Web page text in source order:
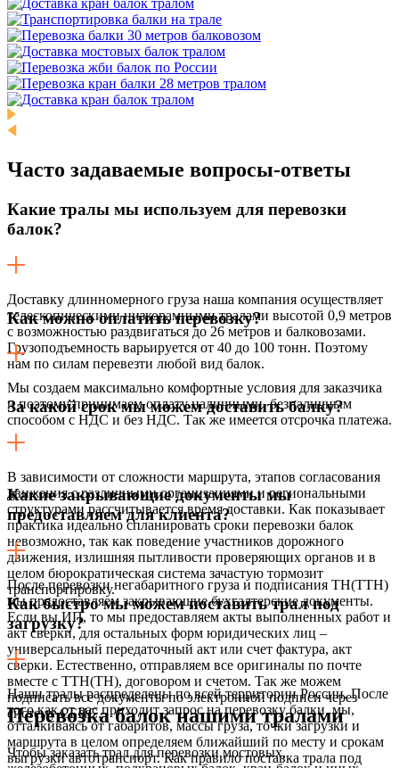
Часто задаваемые вопросы-ответы
Какие тралы мы используем для перевозки
балок?
Доставку длинномерного груза наша компания осуществляет
телескопическими низкорамными тралами высотой 0,9 метров
с возможностью раздвигаться до 26 метров и балковозами.
Грузоподъемность варьируется от 40 до 100 тонн. Поэтому
нам по силам перевезти любой вид балок.
Как можно оплатить перевозку?
Мы создаем максимально комфортные условия для заказчика
и поэтому принимаем оплату наличными, безналичным
способом с НДС и без НДС. Так же имеется отсрочка платежа.
За какой срок мы можем доставить балку?
В зависимости от сложности маршрута, этапов согласования
движения с различными организациями и региональными
структурами рассчитывается время доставки. Как показывает
практика идеально спланировать сроки перевозки балок
невозможно, так как поведение участников дорожного
движения, излишняя пытливости проверяющих органов и в
целом бюрократическая система зачастую тормозит
транспортировку.
Какие закрывающие документы мы
предоставляем для клиента?
После перевозки негабаритного груза и подписания ТН(ТТН)
мы предоставляем закрывающие бухгалтерские документы.
Если вы ИП, то мы предоставляем акты выполненных работ и
акт сверки, для остальных форм юридических лиц –
универсальный передаточный акт или счет фактура, акт
сверки. Естественно, отправляем все оригиналы по почте
вместе с ТТН(ТН), договором и счетом. Так же можем
подписать все документы по электронной подписи через
систему СБИС.
Как быстро мы можем поставить трал под
загрузку?
Наши тралы распределены по всей территории России. После
того как от вас приходит запрос на перевозку балки, мы,
отталкиваясь от габаритов, массы груза, точки загрузки и
маршрута в целом определяем ближайший по месту и срокам
выгрузки автотранспорт. Как правило поставка трала под
Перевозка балок нашими тралами
Чтобы заказать трал для перевозки мостовых,